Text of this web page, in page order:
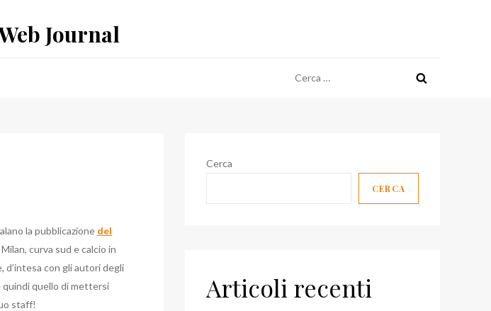
Journal
per:
la pubblicazione del
curva sud e calcio in
d’intesa con gli autori degli
quindi quello di mettersi
staff!
Cerca
CERCA
Articoli recenti